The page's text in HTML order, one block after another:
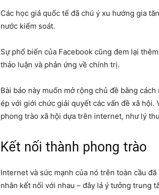
Các học giả quốc tế đã chú ý xu hướng gia
nước kiểm soát.
Sự phổ biến của Facebook cũng đem lại
thảo luận và phản ứng về chính trị.
Bài báo này muốn mở rộng chủ đề bằng
ép với giới chức giải quyết các vấn đề xã hội.
phong trào xã hội dựa trên internet, như lý
Kết nối thành phong trào
Internet và sức mạnh của nó trên toàn cầu
nhân kết nối với nhau – đây lá ý tưởng trung